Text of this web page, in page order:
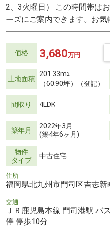
2、3火曜日） この時間帯は
ーズにご案内できます。お気
価格 3,680万円
土地面積
201.33m2
（60.90坪）（登記）
間取り 4LDK
築年月
2022年3月
(築4年6ヶ月)
物件
タイプ
中古住宅
住所
福岡県北九州市門司区吉志
交通
ＪＲ鹿児島本線 門司港駅 バ
停 停歩10分